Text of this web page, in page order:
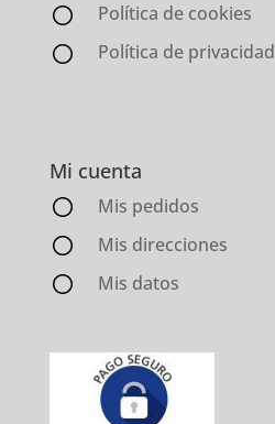
Política de cookies
Política de privacidad
Mi cuenta
Mis pedidos
Mis direcciones
Mis datos